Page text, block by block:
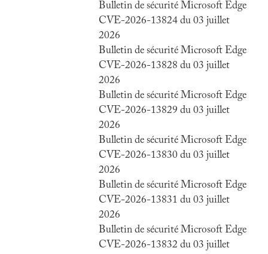
Bulletin de sécurité Microsoft Edge
CVE-2026-13824 du 03 juillet
2026
Bulletin de sécurité Microsoft Edge
CVE-2026-13828 du 03 juillet
2026
Bulletin de sécurité Microsoft Edge
CVE-2026-13829 du 03 juillet
2026
Bulletin de sécurité Microsoft Edge
CVE-2026-13830 du 03 juillet
2026
Bulletin de sécurité Microsoft Edge
CVE-2026-13831 du 03 juillet
2026
Bulletin de sécurité Microsoft Edge
CVE-2026-13832 du 03 juillet